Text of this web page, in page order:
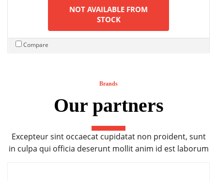
NOT AVAILABLE FROM
STOCK
Compare
Brands
Our partners
Excepteur sint occaecat cupidatat non proident, sunt
in culpa qui officia deserunt mollit anim id est laborum